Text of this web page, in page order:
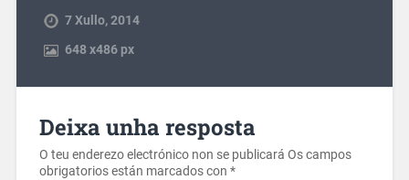
7 Xullo, 2014
648x486 px
Deixa unha resposta
O teu enderezo electrónico non se publicará Os campos
obrigatorios están marcados con *